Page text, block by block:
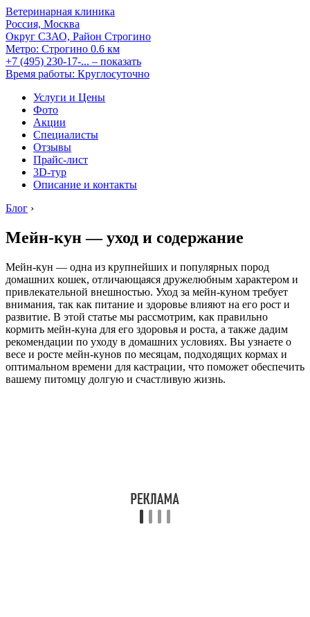
Ветеринарная клиника
Россия, Москва
Округ СЗАО, Район Строгино
Метро: Строгино 0.6 км
+7 (495) 230-17-... – показать
Время работы: Круглосуточно
Услуги и Цены
Фото
Акции
Специалисты
Отзывы
Прайс-лист
3D-тур
Описание и контакты
Блог ›
Мейн-кун — уход и содержание
Мейн-кун — одна из крупнейших и популярных пород
домашних кошек, отличающаяся дружелюбным характером и
привлекательной внешностью. Уход за мейн-куном требует
внимания, так как питание и здоровье влияют на его рост и
развитие. В этой статье мы рассмотрим, как правильно
кормить мейн-куна для его здоровья и роста, а также дадим
рекомендации по уходу в домашних условиях. Вы узнаете о
весе и росте мейн-кунов по месяцам, подходящих кормах и
оптимальном времени для кастрации, что поможет обеспечить
вашему питомцу долгую и счастливую жизнь.